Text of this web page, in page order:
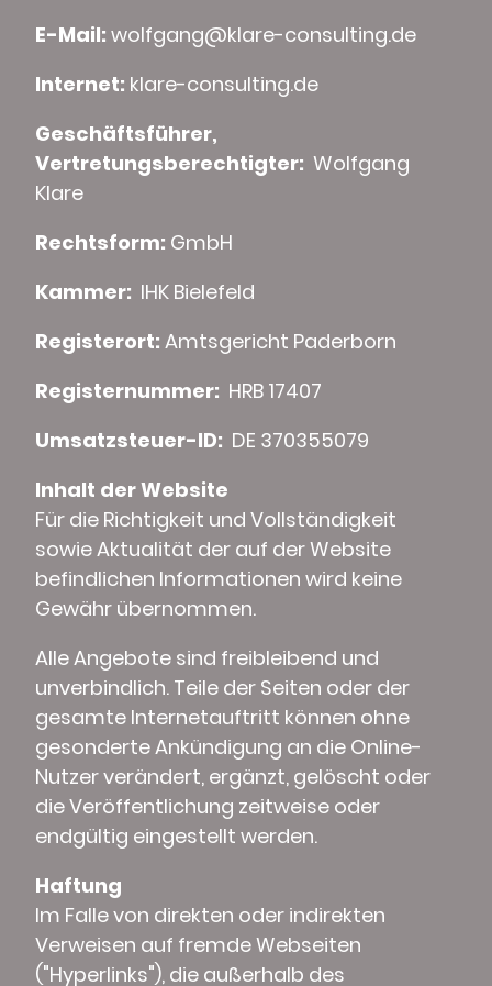
E-Mail: wolfgang@klare-consulting.de
Internet: klare-consulting.de
Geschäftsführer,
Vertretungsberechtigter: Wolfgang
Klare
Rechtsform: GmbH
Kammer: IHK Bielefeld
Registerort: Amtsgericht Paderborn
Registernummer: HRB 17407
Umsatzsteuer-ID: DE 370355079
Inhalt der Website
Für die Richtigkeit und Vollständigkeit
sowie Aktualität der auf der Website
befindlichen Informationen wird keine
Gewähr übernommen.
Alle Angebote sind freibleibend und
unverbindlich. Teile der Seiten oder der
gesamte Internetauftritt können ohne
gesonderte Ankündigung an die Online-
Nutzer verändert, ergänzt, gelöscht oder
die Veröffentlichung zeitweise oder
endgültig eingestellt werden.
Haftung
Im Falle von direkten oder indirekten
Verweisen auf fremde Webseiten
("Hyperlinks"), die außerhalb des